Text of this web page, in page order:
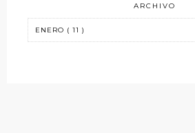
ARCHIVO